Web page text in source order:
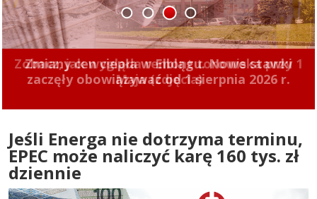
Zmiany cen ciepła w Elblągu. Nowe stawki
zaczęły obowiązywać od 1 sierpnia 2026 r.
1 2 3 4
Jeśli Energa nie dotrzyma terminu,
EPEC może naliczyć karę 160 tys. zł
dziennie